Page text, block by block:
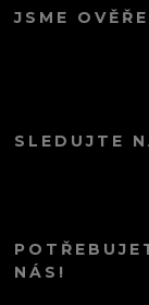
JSME
SLEDUJTE
NÁS!